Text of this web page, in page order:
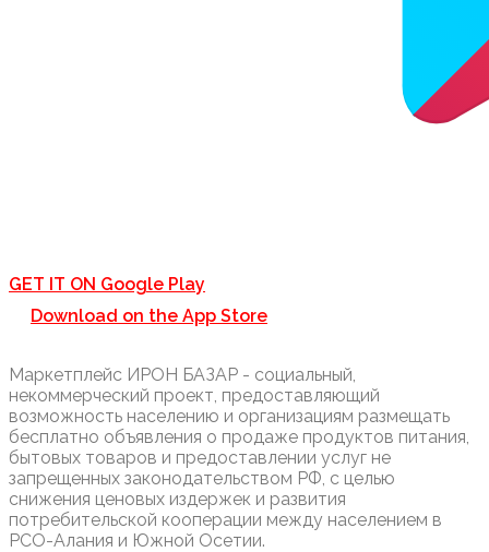
GET IT ON Google Play
Download on the App Store
Маркетплейс ИРОН БАЗАР - социальный,
некоммерческий проект, предоставляющий
возможность населению и организациям размещать
бесплатно объявления о продаже продуктов питания,
бытовых товаров и предоставлении услуг не
запрещенных законодательством РФ, с целью
снижения ценовых издержек и развития
потребительской кооперации между населением в
РСО-Алания и Южной Осетии.